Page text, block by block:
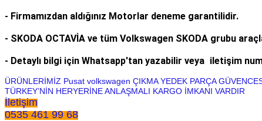
- Firmamızdan aldığınız Motorlar deneme garantilidir.
- SKODA OCTAVİA ve tüm Volkswagen SKODA grubu
- Detaylı bilgi için Whatsapp'tan yazabilir veya iletişim
ÜRÜNLERİMİZ Pusat volkswagen ÇIKMA YEDEK PARÇA
TÜRKEY’NİN HERYERİNE ANLAŞMALI KARGO İMKANI VARDIR
İletişim
0535 461 99 68